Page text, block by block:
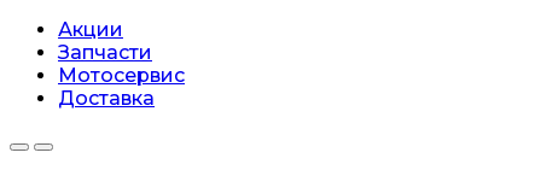
Акции
Запчасти
Мотосервис
Доставка